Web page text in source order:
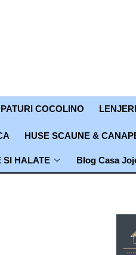
COCOLINO
HUSE SCAUNE &
SI HALATE Blog Casa